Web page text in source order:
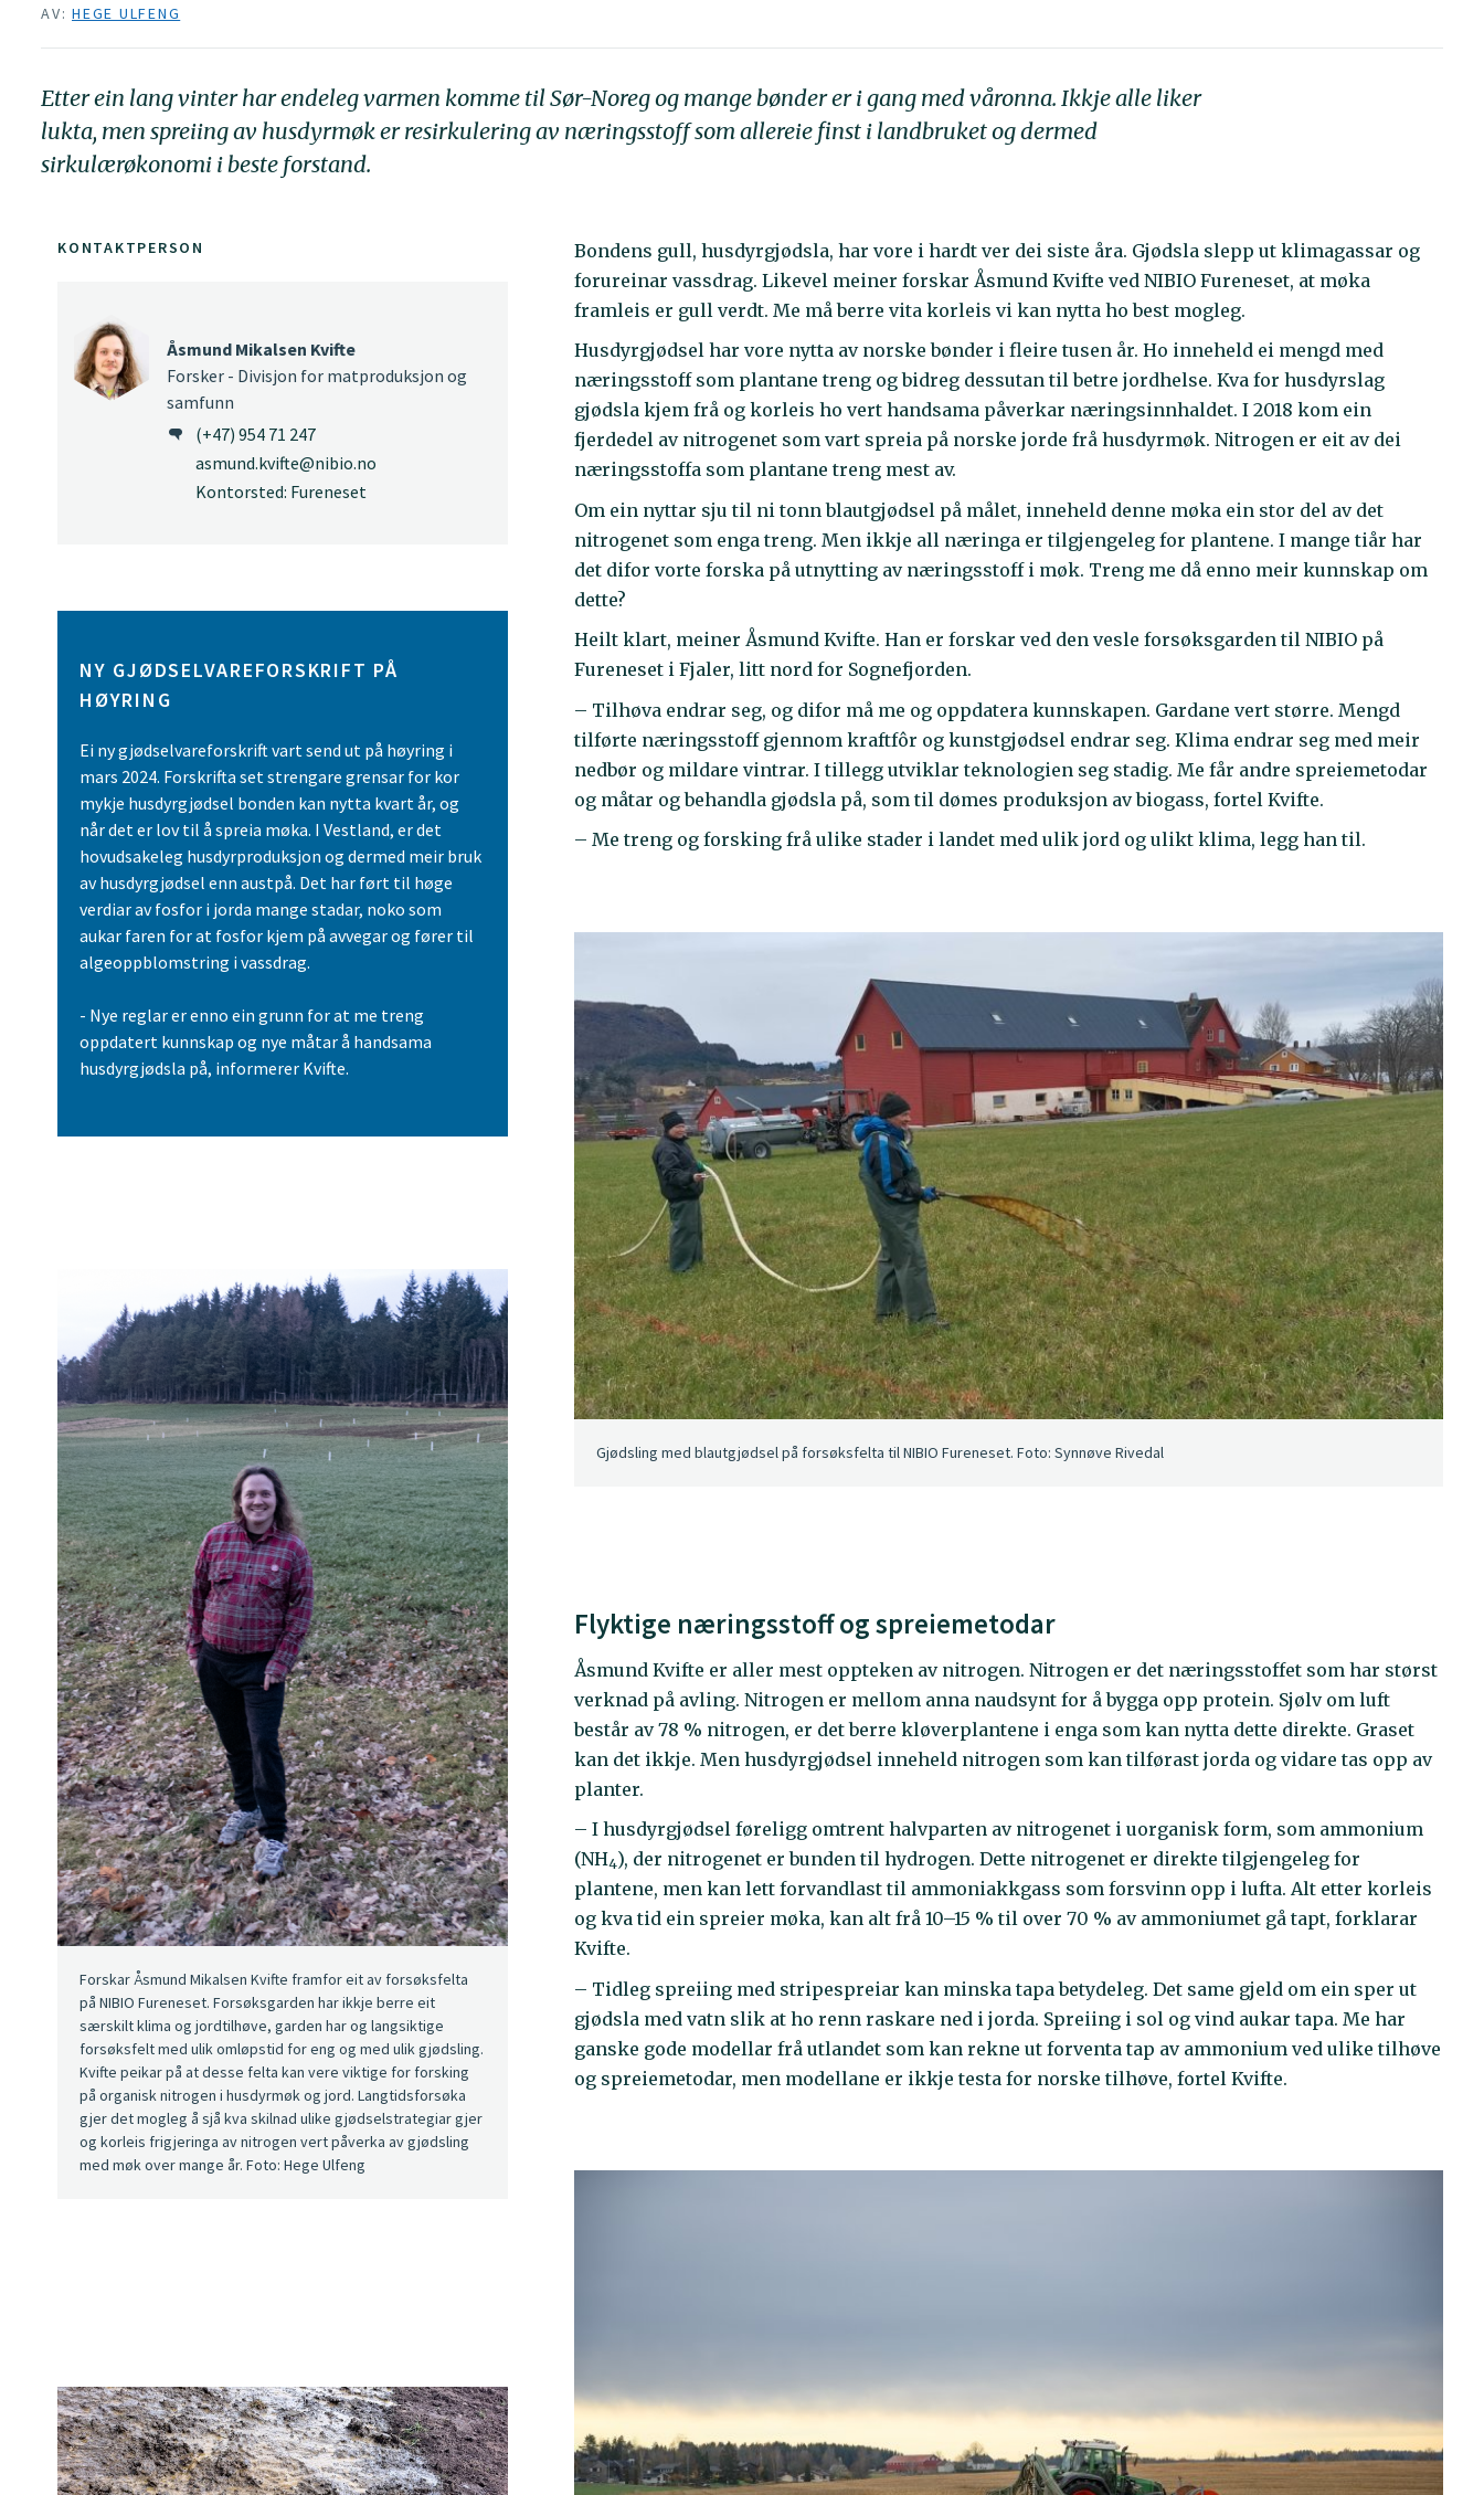
AV: HEGE ULFENG
Etter ein lang vinter har endeleg varmen komme til Sør-Noreg og mange bønder er i gang med våronna. Ikkje alle liker
lukta, men spreiing av husdyrmøk er resirkulering av næringsstoff som allereie finst i landbruket og dermed
sirkulærøkonomi i beste forstand.
Bondens gull, husdyrgjødsla, har vore i hardt ver dei siste åra. Gjødsla slepp ut klimagassar og
forureinar vassdrag. Likevel meiner forskar Åsmund Kvifte ved NIBIO Fureneset, at møka
framleis er gull verdt. Me må berre vita korleis vi kan nytta ho best mogleg.
Husdyrgjødsel har vore nytta av norske bønder i fleire tusen år. Ho inneheld ei mengd med
næringsstoff som plantane treng og bidreg dessutan til betre jordhelse. Kva for husdyrslag
gjødsla kjem frå og korleis ho vert handsama påverkar næringsinnhaldet. I 2018 kom ein
fjerdedel av nitrogenet som vart spreia på norske jorde frå husdyrmøk. Nitrogen er eit av dei
næringsstoffa som plantane treng mest av.
Om ein nyttar sju til ni tonn blautgjødsel på målet, inneheld denne møka ein stor del av det
nitrogenet som enga treng. Men ikkje all næringa er tilgjengeleg for plantene. I mange tiår har
det difor vorte forska på utnytting av næringsstoff i møk. Treng me då enno meir kunnskap om
dette?
Heilt klart, meiner Åsmund Kvifte. Han er forskar ved den vesle forsøksgarden til NIBIO på
Fureneset i Fjaler, litt nord for Sognefjorden.
– Tilhøva endrar seg, og difor må me og oppdatera kunnskapen. Gardane vert større. Mengd
tilførte næringsstoff gjennom kraftfôr og kunstgjødsel endrar seg. Klima endrar seg med meir
nedbør og mildare vintrar. I tillegg utviklar teknologien seg stadig. Me får andre spreiemetodar
og måtar og behandla gjødsla på, som til dømes produksjon av biogass, fortel Kvifte.
– Me treng og forsking frå ulike stader i landet med ulik jord og ulikt klima, legg han til.
Gjødsling med blautgjødsel på forsøksfelta til NIBIO Fureneset. Foto: Synnøve Rivedal
Flyktige næringsstoff og spreiemetodar
Åsmund Kvifte er aller mest oppteken av nitrogen. Nitrogen er det næringsstoffet som har størst
verknad på avling. Nitrogen er mellom anna naudsynt for å bygga opp protein. Sjølv om luft
består av 78 % nitrogen, er det berre kløverplantene i enga som kan nytta dette direkte. Graset
kan det ikkje. Men husdyrgjødsel inneheld nitrogen som kan tilførast jorda og vidare tas opp av
planter.
– I husdyrgjødsel føreligg omtrent halvparten av nitrogenet i uorganisk form, som ammonium
(NH4), der nitrogenet er bunden til hydrogen. Dette nitrogenet er direkte tilgjengeleg for
plantene, men kan lett forvandlast til ammoniakkgass som forsvinn opp i lufta. Alt etter korleis
og kva tid ein spreier møka, kan alt frå 10–15 % til over 70 % av ammoniumet gå tapt, forklarar
Kvifte.
– Tidleg spreiing med stripespreiar kan minska tapa betydeleg. Det same gjeld om ein sper ut
gjødsla med vatn slik at ho renn raskare ned i jorda. Spreiing i sol og vind aukar tapa. Me har
ganske gode modellar frå utlandet som kan rekne ut forventa tap av ammonium ved ulike tilhøve
og spreiemetodar, men modellane er ikkje testa for norske tilhøve, fortel Kvifte.
KONTAKTPERSON
Åsmund Mikalsen Kvifte
Forsker - Divisjon for matproduksjon og
samfunn
(+47) 954 71 247
asmund.kvifte@nibio.no
Kontorsted: Fureneset
NY GJØDSELVAREFORSKRIFT PÅ
HØYRING
Ei ny gjødselvareforskrift vart send ut på høyring i
mars 2024. Forskrifta set strengare grensar for kor
mykje husdyrgjødsel bonden kan nytta kvart år, og
når det er lov til å spreia møka. I Vestland, er det
hovudsakeleg husdyrproduksjon og dermed meir bruk
av husdyrgjødsel enn austpå. Det har ført til høge
verdiar av fosfor i jorda mange stadar, noko som
aukar faren for at fosfor kjem på avvegar og fører til
algeoppblomstring i vassdrag.
- Nye reglar er enno ein grunn for at me treng
oppdatert kunnskap og nye måtar å handsama
husdyrgjødsla på, informerer Kvifte.
Forskar Åsmund Mikalsen Kvifte framfor eit av forsøksfelta
på NIBIO Fureneset. Forsøksgarden har ikkje berre eit
særskilt klima og jordtilhøve, garden har og langsiktige
forsøksfelt med ulik omløpstid for eng og med ulik gjødsling.
Kvifte peikar på at desse felta kan vere viktige for forsking
på organisk nitrogen i husdyrmøk og jord. Langtidsforsøka
gjer det mogleg å sjå kva skilnad ulike gjødselstrategiar gjer
og korleis frigjeringa av nitrogen vert påverka av gjødsling
med møk over mange år. Foto: Hege Ulfeng